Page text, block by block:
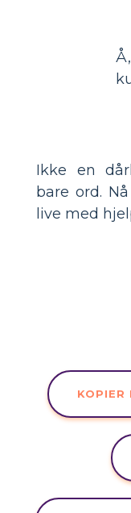
Ikke en
bare ord.
live med
KOPIER